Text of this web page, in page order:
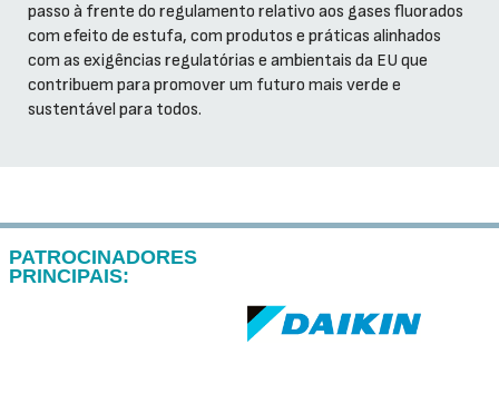
passo à frente do regulamento relativo aos gases fluorados
com efeito de estufa, com produtos e práticas alinhados
com as exigências regulatórias e ambientais da EU que
contribuem para promover um futuro mais verde e
sustentável para todos.
PATROCINADORES
PRINCIPAIS: